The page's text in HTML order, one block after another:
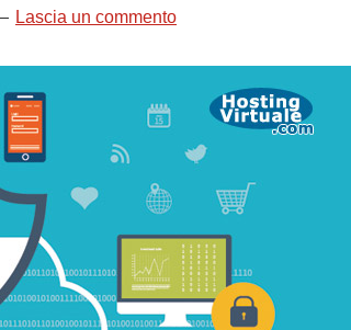
Lascia un commento